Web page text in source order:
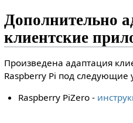
Дополнительно
клиентские
Произведена адаптация
Raspberry Pi под следующие
Raspberry PiZero -